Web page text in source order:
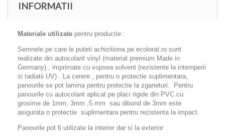
INFORMATII
Materiale utilizate pentru productie :
Semnele pe care le puteti achizitiona pe ecolorat.ro sunt
realizate din autocolant vinyl (material premium Made in
Germany) , imprimate cu vopsea solvent (rezistente la intemperii
si radiatii UV) . La cerere , pentru o protectie suplimentara,
panourile se pot lamina pentru protectie la zgarieturi. Pentru
panourile cu autocolant aplicat pe placi rigide din PVC cu
grosime de 1mm, 3mm ,5 mm sau dibond de 3mm este
asigurata o protectie suplimentara pentru rezistenta la impact.
Panourile pot fi utilizate la interior dar si la exterior .